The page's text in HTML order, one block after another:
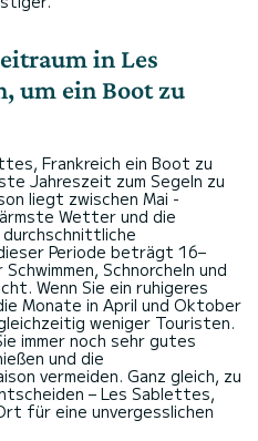
in Les
um ein Boot zu
Frankreich ein Boot zu
Jahreszeit zum Segeln zu
liegt zwischen Mai -
Wetter und die
Periode beträgt 16–
Schnorcheln und
Wenn Sie ein ruhigeres
Monate in April und Oktober
weniger Touristen.
immer noch sehr gutes
und die
vermeiden. Ganz gleich, zu
– Les Sablettes,
für eine unvergesslichen